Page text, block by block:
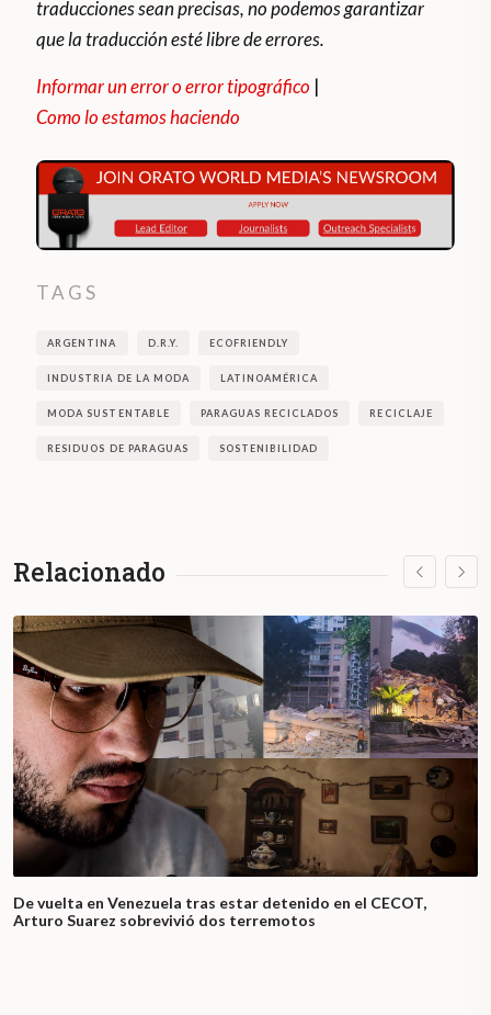
traducciones sean precisas, no podemos garantizar
que la traducción esté libre de errores.
Informar un error o error tipográfico |
Como lo estamos haciendo
TAGS
ARGENTINA D.R.Y. ECOFRIENDLY
INDUSTRIA DE LA MODA LATINOAMÉRICA
MODA SUSTENTABLE PARAGUAS RECICLADOS RECICLAJE
RESIDUOS DE PARAGUAS SOSTENIBILIDAD
Relacionado
De vuelta en Venezuela tras estar detenido en el CECOT,
Arturo Suarez sobrevivió dos terremotos